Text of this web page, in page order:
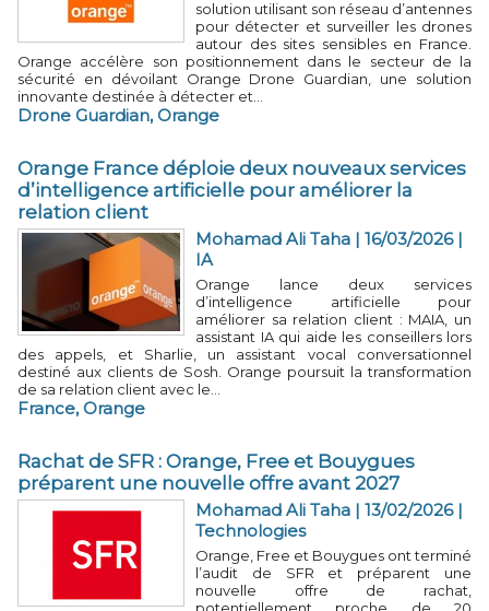
solution utilisant son réseau d’antennes
pour détecter et surveiller les drones
autour des sites sensibles en France.
Orange accélère son positionnement dans le secteur de la
sécurité en dévoilant Orange Drone Guardian, une solution
innovante destinée à détecter et...
Drone Guardian, Orange
Orange France déploie deux nouveaux services
d’intelligence artificielle pour améliorer la
relation client
Mohamad Ali Taha | 16/03/2026|
IA
Orange lance deux services
d’intelligence artificielle pour
améliorer sa relation client : MAIA, un
assistant IA qui aide les conseillers lors
des appels, et Sharlie, un assistant vocal conversationnel
destiné aux clients de Sosh. Orange poursuit la transformation
de sa relation client avec le...
France, Orange
Rachat de SFR : Orange, Free et Bouygues
préparent une nouvelle offre avant 2027
Mohamad Ali Taha | 13/02/2026|
Technologies
Orange, Free et Bouygues ont terminé
l’audit de SFR et préparent une
nouvelle offre de rachat,